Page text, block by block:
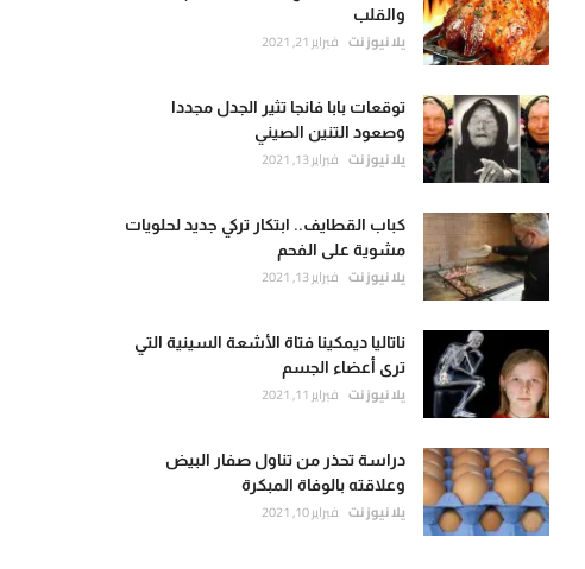
والقلب
يلا نيوز نت فبراير 21, 2021
توقعات بابا فانجا تثير الجدل مجددا
وصعود التنين الصيني
يلا نيوز نت فبراير 13, 2021
كباب القطايف.. ابتكار تركي جديد لحلويات
مشوية على الفحم
يلا نيوز نت فبراير 13, 2021
ناتاليا ديمكينا فتاة الأشعة السينية التي
ترى أعضاء الجسم
يلا نيوز نت فبراير 11, 2021
دراسة تحذر من تناول صفار البيض
وعلاقته بالوفاة المبكرة
يلا نيوز نت فبراير 10, 2021